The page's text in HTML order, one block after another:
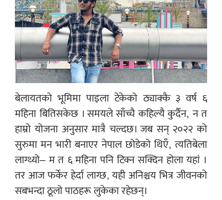
बेलायतको भूमिमा पाइला टेकेको ठ्याक्कै ३ वर्ष ६
महिना बितिसकेछ । समयले साँच्चै कहिल्यै कुर्दैन, न त
हाम्रो योजना अनुसार मात्रै चल्दछ। जब सन् २०२२ को
सुरुमा मन भारी बनाएर नेपाल छोडेको थिएँ, त्यतिबेला
लाग्थ्यो– म त ६ महिना पनि टिक्न सक्दिन होला यहां ।
तर आज फर्केर हेर्दा लाग्छ, यही अनिश्चय भित्र जीवनको
सबभन्दा ठूलो पाठहरू लुकेका रहेछन्।